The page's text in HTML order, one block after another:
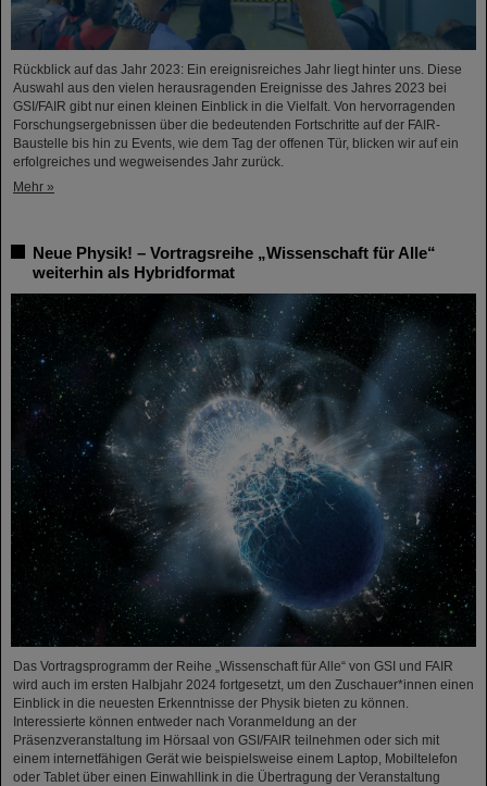
Rückblick auf das Jahr 2023: Ein ereignisreiches Jahr liegt hinter uns. Diese
Auswahl aus den vielen herausragenden Ereignisse des Jahres 2023 bei
GSI/FAIR gibt nur einen kleinen Einblick in die Vielfalt. Von hervorragenden
Forschungsergebnissen über die bedeutenden Fortschritte auf der FAIR-
Baustelle bis hin zu Events, wie dem Tag der offenen Tür, blicken wir auf ein
erfolgreiches und wegweisendes Jahr zurück.
Mehr »
Neue Physik! – Vortragsreihe „Wissenschaft für Alle“
weiterhin als Hybridformat
Das Vortragsprogramm der Reihe „Wissenschaft für Alle“ von GSI und FAIR
wird auch im ersten Halbjahr 2024 fortgesetzt, um den Zuschauer*innen einen
Einblick in die neuesten Erkenntnisse der Physik bieten zu können.
Interessierte können entweder nach Voranmeldung an der
Präsenzveranstaltung im Hörsaal von GSI/FAIR teilnehmen oder sich mit
einem internetfähigen Gerät wie beispielsweise einem Laptop, Mobiltelefon
oder Tablet über einen Einwahllink in die Übertragung der Veranstaltung